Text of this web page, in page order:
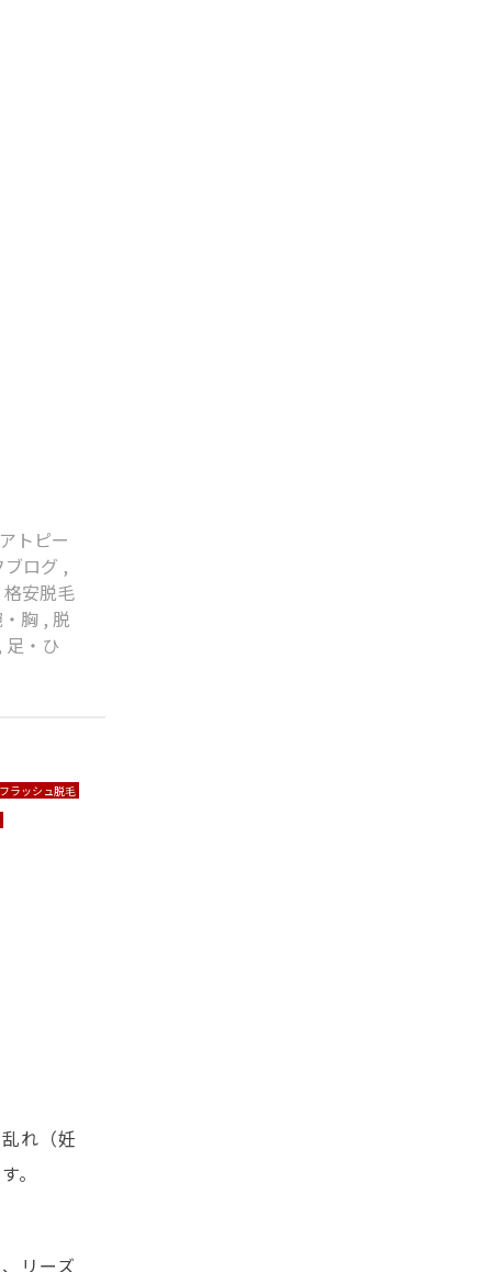
アトピー
ブログ ,
格安脱毛
胸 , 脱
, 足・ひ
ラッシュ脱毛
れ（妊
。
リーズ